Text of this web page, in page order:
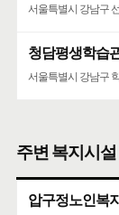
서울특별시 강남구
청담평생학습
서울특별시 강남구
주변 복지시
압구정노인복